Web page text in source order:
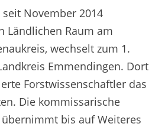
November 2014
Ländlichen Raum am
wechselt zum 1.
Emmendingen. Dort
Forstwissenschaftler das
Die kommissarische
bis auf Weiteres